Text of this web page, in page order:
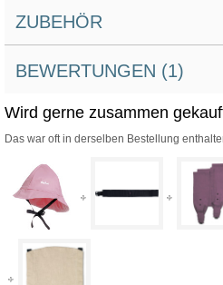
ZUBEHÖR
BEWERTUNGEN (1)
Wird gerne zusammen
Das war oft in derselben Bestellung